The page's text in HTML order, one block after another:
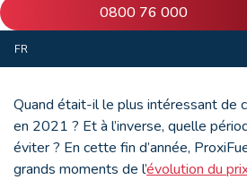
0800 76 000
FR
Quand était-il le plus intéressant de
en 2021 ? Et à l’inverse, quelle
éviter ? En cette fin d’année,
grands moments de l’évolution du